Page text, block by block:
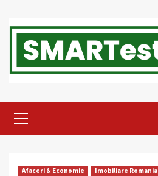
content
Menu
Afaceri & Economie Imobiliare Romania